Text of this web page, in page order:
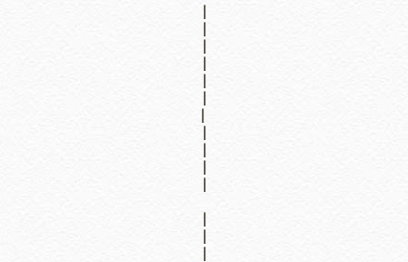
|
|
|
|
|
|
|
|
|
|
|
|
|
|